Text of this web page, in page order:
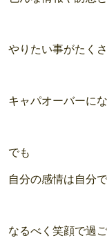
やりたい事がたく
キャパオーバーに
でも
自分の感情は自分
なるべく笑顔で過